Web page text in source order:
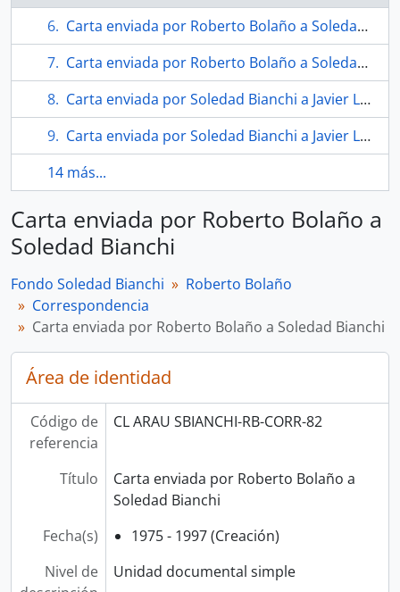
Carta enviada por Roberto Bolaño a Soledad Bianchi
Carta enviada por Roberto Bolaño a Soledad Bianchi
Carta enviada por Soledad Bianchi a Javier Lentini
Carta enviada por Soledad Bianchi a Javier Lentini
14 más...
Carta enviada por Roberto Bolaño a
Soledad Bianchi
Fondo Soledad Bianchi
Roberto Bolaño
Correspondencia
Carta enviada por Roberto Bolaño a Soledad Bianchi
Área de identidad
Código de
referencia
CL ARAU SBIANCHI-RB-CORR-82
Título
Carta enviada por Roberto Bolaño a
Soledad Bianchi
Fecha(s)
1975 - 1997 (Creación)
Nivel de
Unidad documental simple